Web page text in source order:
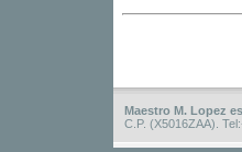
Maestro M. Lopez
C.P. (X5016ZAA).